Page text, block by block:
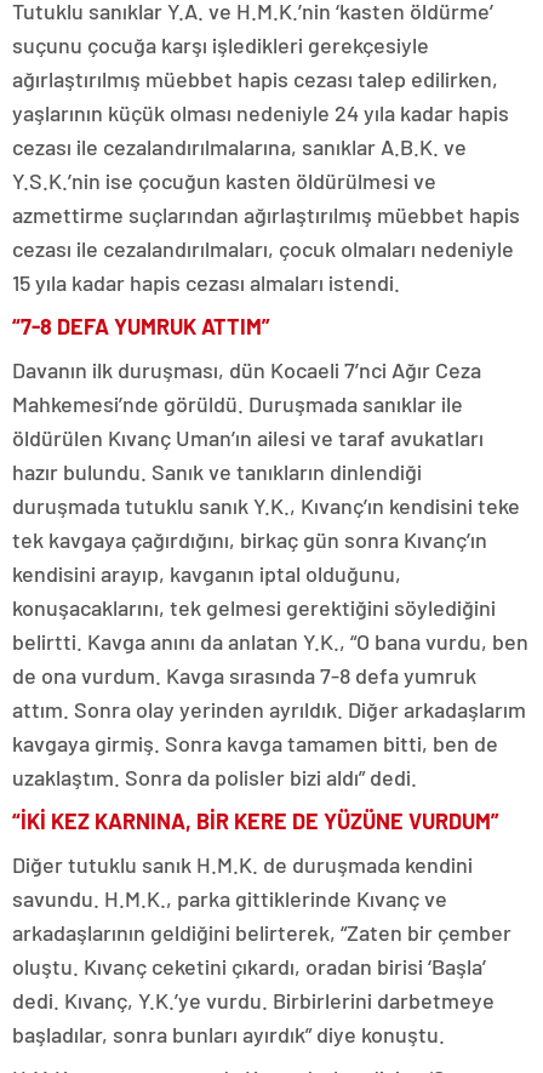
Tutuklu sanıklar Y.A. ve H.M.K.’nin ‘kasten öldürme’
suçunu çocuğa karşı işledikleri gerekçesiyle
ağırlaştırılmış müebbet hapis cezası talep edilirken,
yaşlarının küçük olması nedeniyle 24 yıla kadar hapis
cezası ile cezalandırılmalarına, sanıklar A.B.K. ve
Y.S.K.’nin ise çocuğun kasten öldürülmesi ve
azmettirme suçlarından ağırlaştırılmış müebbet hapis
cezası ile cezalandırılmaları, çocuk olmaları nedeniyle
15 yıla kadar hapis cezası almaları istendi.
“7-8 DEFA YUMRUK ATTIM”
Davanın ilk duruşması, dün Kocaeli 7’nci Ağır Ceza
Mahkemesi’nde görüldü. Duruşmada sanıklar ile
öldürülen Kıvanç Uman’ın ailesi ve taraf avukatları
hazır bulundu. Sanık ve tanıkların dinlendiği
duruşmada tutuklu sanık Y.K., Kıvanç’ın kendisini teke
tek kavgaya çağırdığını, birkaç gün sonra Kıvanç’ın
kendisini arayıp, kavganın iptal olduğunu,
konuşacaklarını, tek gelmesi gerektiğini söylediğini
belirtti. Kavga anını da anlatan Y.K., “O bana vurdu, ben
de ona vurdum. Kavga sırasında 7-8 defa yumruk
attım. Sonra olay yerinden ayrıldık. Diğer arkadaşlarım
kavgaya girmiş. Sonra kavga tamamen bitti, ben de
uzaklaştım. Sonra da polisler bizi aldı” dedi.
“İKİ KEZ KARNINA, BİR KERE DE YÜZÜNE VURDUM”
Diğer tutuklu sanık H.M.K. de duruşmada kendini
savundu. H.M.K., parka gittiklerinde Kıvanç ve
arkadaşlarının geldiğini belirterek, “Zaten bir çember
oluştu. Kıvanç ceketini çıkardı, oradan birisi ‘Başla’
dedi. Kıvanç, Y.K.’ye vurdu. Birbirlerini darbetmeye
başladılar, sonra bunları ayırdık” diye konuştu.